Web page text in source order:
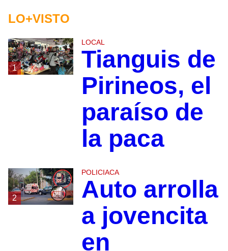
LO+VISTO
1
LOCAL
Tianguis de
Pirineos, el
paraíso de
la paca
2
POLICIACA
Auto arrolla
a jovencita
en